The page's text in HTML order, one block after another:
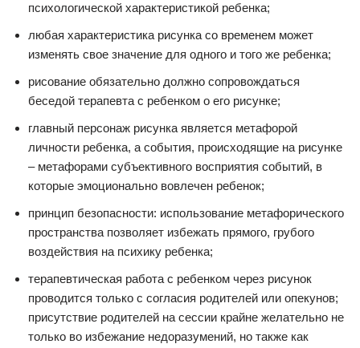
психологической характеристикой ребенка;
любая характеристика рисунка со временем может
изменять свое значение для одного и того же ребенка;
рисование обязательно должно сопровождаться
беседой терапевта с ребенком о его рисунке;
главный персонаж рисунка является метафорой
личности ребенка, а события, происходящие на рисунке
– метафорами субъективного восприятия событий, в
которые эмоционально вовлечен ребенок;
принцип безопасности: использование метафорического
пространства позволяет избежать прямого, грубого
воздействия на психику ребенка;
терапевтическая работа с ребенком через рисунок
проводится только с согласия родителей или опекунов;
присутствие родителей на сессии крайне желательно не
только во избежание недоразумений, но также как